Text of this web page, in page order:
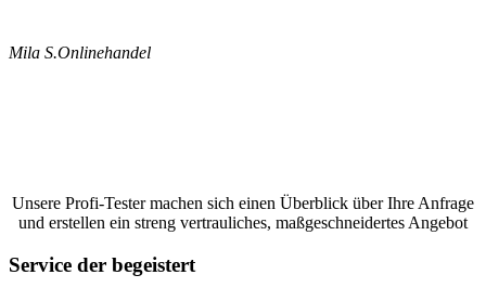
Mila S.Onlinehandel
Unsere Profi-Tester machen sich einen Überblick über Ihre Anfrage
und erstellen ein streng vertrauliches, maßgeschneidertes Angebot
Service der begeistert